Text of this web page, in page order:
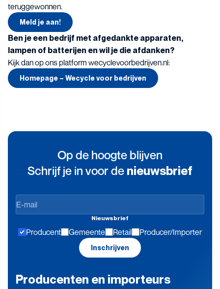
teruggewonnen.
Meld je aan!
Ben je een bedrijf met afgedankte apparaten,
lampen of batterijen en wil je die afdanken?
Kijk dan op ons platform wecyclevoorbedrijven.nl:
Homepage – Wecycle voor bedrijven
Op de hoogte blijven
Schrijf je in voor de nieuwsbrief
Op
de
blijven
Nieuwsbrief
Producent Gemeente Retail Producer/Importer
Inschrijven
Producenten en importeurs